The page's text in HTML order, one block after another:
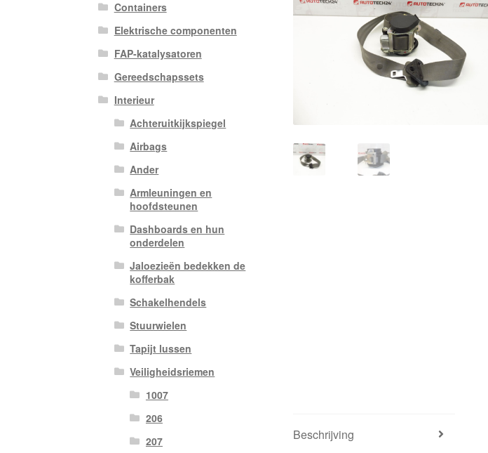
Beschrijving
Containers
Elektrische componenten
FAP-katalysatoren
Gereedschapssets
Interieur
Achteruitkijkspiegel
Airbags
Ander
Armleuningen en
hoofdsteunen
Dashboards en hun
onderdelen
Jaloezieën bedekken de
kofferbak
Schakelhendels
Stuurwielen
Tapijt lussen
Veiligheidsriemen
1007
206
207